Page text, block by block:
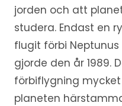
jorden och att
studera. Endast en
flugit förbi
gjorde den år 1989.
förbiflygning
planeten